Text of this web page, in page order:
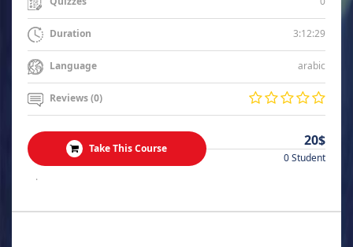
Duration 3:12:29
Language arabic
Reviews (0)
Take This Course 20$
0 Student
.